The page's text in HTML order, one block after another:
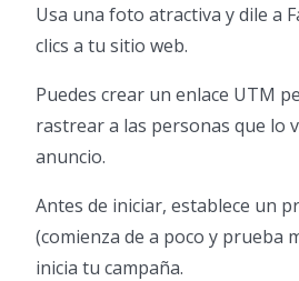
Usa una foto atractiva y dile a
clics a tu sitio web.
Puedes crear un enlace UTM
rastrear a las personas que lo
anuncio.
Antes de iniciar, establece un
(comienza de a poco y prueba
inicia tu campaña.